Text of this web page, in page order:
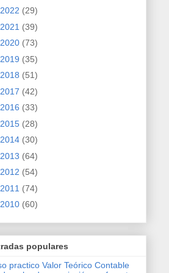
2022 (29)
2021 (39)
2020 (73)
2019 (35)
2018 (51)
2017 (42)
2016 (33)
2015 (28)
2014 (30)
2013 (64)
2012 (54)
2011 (74)
2010 (60)
populares
practico Valor Teórico Contable